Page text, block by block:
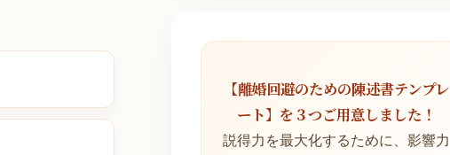
【離婚回避のための陳述書テンプレ
ート】を３つご用意しました！
説得力を最大化するために、影響力